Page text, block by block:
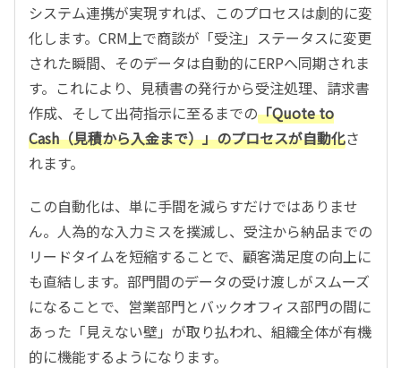
システム連携が実現すれば、このプロセスは劇的に変
化します。CRM上で商談が「受注」ステータスに変更
された瞬間、そのデータは自動的にERPへ同期されま
す。これにより、見積書の発行から受注処理、請求書
作成、そして出荷指示に至るまでの「Quote to
Cash（見積から入金まで）」のプロセスが自動化さ
れます。
この自動化は、単に手間を減らすだけではありませ
ん。人為的な入力ミスを撲滅し、受注から納品までの
リードタイムを短縮することで、顧客満足度の向上に
も直結します。部門間のデータの受け渡しがスムーズ
になることで、営業部門とバックオフィス部門の間に
あった「見えない壁」が取り払われ、組織全体が有機
的に機能するようになります。